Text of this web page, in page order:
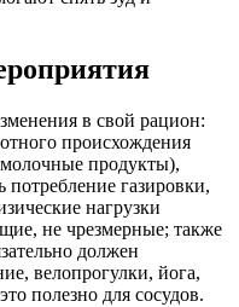
в свой рацион:
происхождения
продукты),
потребление газировки,
нагрузки
не чрезмерные; также
должен
велопрогулки, йога,
полезно для сосудов.